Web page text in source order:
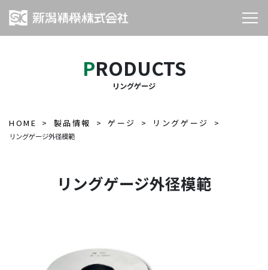
PRODUCTS
リングゲージ
HOME 製品情報 ゲージ リングゲージ
リングゲージ外径模範
リングゲージ外径模範